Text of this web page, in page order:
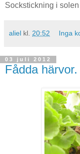
Sockstickning i
aliel kl. 20:52 Inga
03 juli 2012
Fådda härvor.